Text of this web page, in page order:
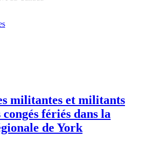
militantes et militants
fériés dans la
de York